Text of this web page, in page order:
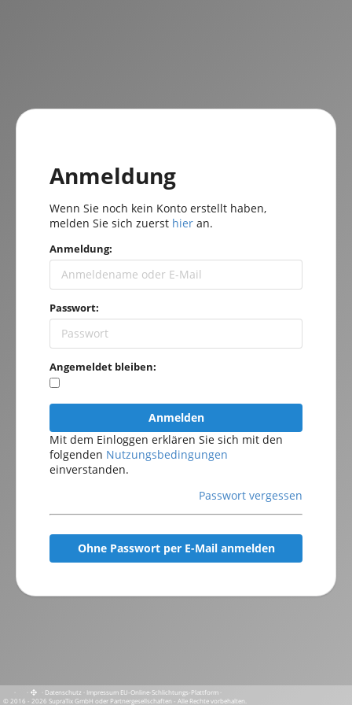
Anmeldung
Wenn Sie noch kein Konto erstellt haben,
melden Sie sich zuerst hier an.
Anmeldung:
Passwort:
Angemeldet bleiben:
Anmelden
Mit dem Einloggen erklären Sie sich mit den
folgenden Nutzungsbedingungen
einverstanden.
Passwort vergessen
Ohne Passwort per E-Mail anmelden
Datenschutz Impressum EU-Online-Schlichtungs-Plattform
© 2016 - 2026 SupraTix GmbH oder Partnergesellschaften - Alle Rechte vorbehalten.